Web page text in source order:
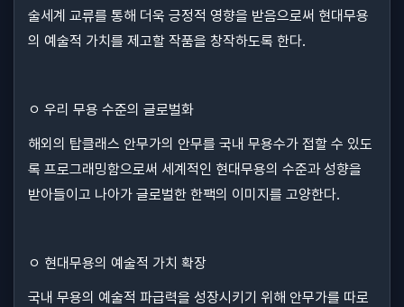
술세계 교류를 통해 더욱 긍정적 영향을 받음으로써 현대무용
의 예술적 가치를 제고할 작품을 창작하도록 한다.
ㅇ 우리 무용 수준의 글로벌화
해외의 탑클래스 안무가의 안무를 국내 무용수가 접할 수 있도
록 프로그래밍함으로써 세계적인 현대무용의 수준과 성향을
받아들이고 나아가 글로벌한 한팩의 이미지를 고양한다.
ㅇ 현대무용의 예술적 가치 확장
국내 무용의 예술적 파급력을 성장시키기 위해 안무가를 따로